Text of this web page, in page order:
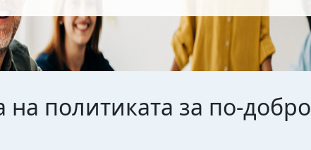
политиката за по-добро